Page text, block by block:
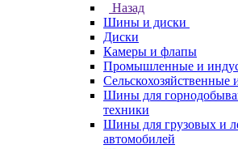
Назад
Шины и диски
Диски
Камеры и флапы
Промышленные и
Шины для
техники
Шины для грузовых и
автомобилей